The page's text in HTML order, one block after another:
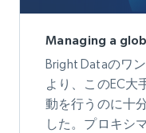
Managing a
Bright Dataのワ
より、このEC大
動を行うのに十
した。プロキシ